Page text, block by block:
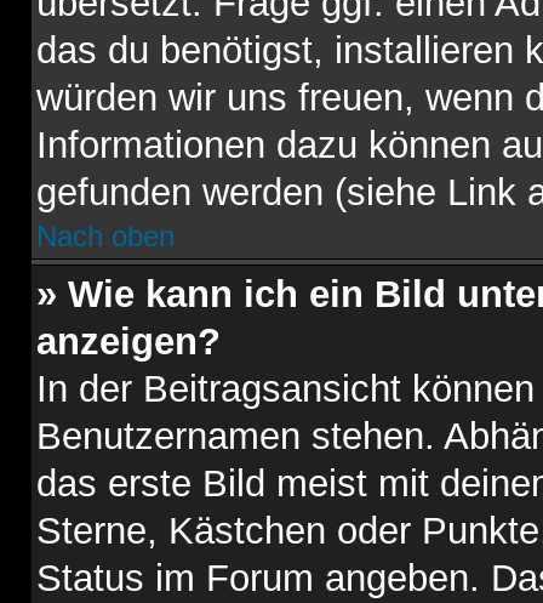
das du benötigst, installieren
würden wir uns freuen, wenn
Informationen dazu können
gefunden werden (siehe Link
Nach oben
» Wie kann ich ein Bild
anzeigen?
In der Beitragsansicht
Benutzernamen stehen.
das erste Bild meist mit
Sterne, Kästchen oder
Status im Forum angeben.